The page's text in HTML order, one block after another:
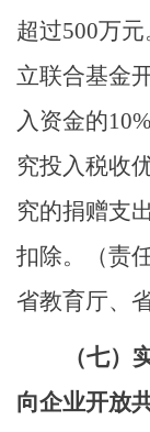
超过500万元
立联合基金
入资金的10%
究投入税收
究的捐赠支
扣除。
（责
省教育厅、
（七）
向企业开放